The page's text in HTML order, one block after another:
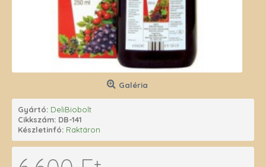
Galéria
Gyártó: DeliBiobolt
Cikkszám: DB-141
Készletinfó: Raktáron